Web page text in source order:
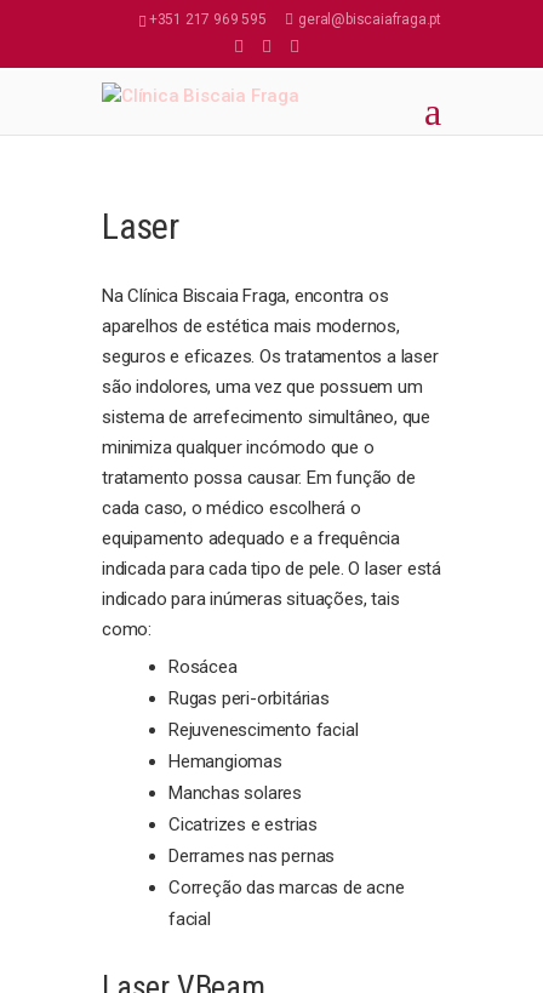
+351 217 969 595 geral@biscaiafraga.pt
Laser
Na Clínica Biscaia Fraga, encontra os
aparelhos de estética mais modernos,
seguros e eficazes. Os tratamentos a laser
são indolores, uma vez que possuem um
sistema de arrefecimento simultâneo, que
minimiza qualquer incómodo que o
tratamento possa causar. Em função de
cada caso, o médico escolherá o
equipamento adequado e a frequência
indicada para cada tipo de pele. O laser está
indicado para inúmeras situações, tais
como:
Rosácea
Rugas peri-orbitárias
Rejuvenescimento facial
Hemangiomas
Manchas solares
Cicatrizes e estrias
Derrames nas pernas
Correção das marcas de acne
facial